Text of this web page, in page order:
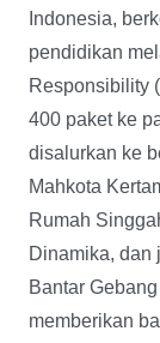
Indonesia,
pendidikan
Responsibility
400 paket ke
disalurkan ke
Mahkota
Rumah
Dinamika, dan
Bantar
memberikan